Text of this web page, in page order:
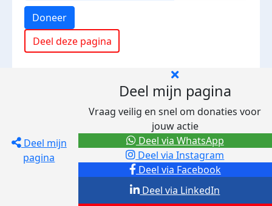
Doneer
Deel deze pagina
Deel mijn
pagina
Deel mijn pagina
Vraag veilig en snel om donaties voor
jouw actie
Deel via Facebook
Deel via Instagram
Deel via LinkedIn
Deel via WhatsApp